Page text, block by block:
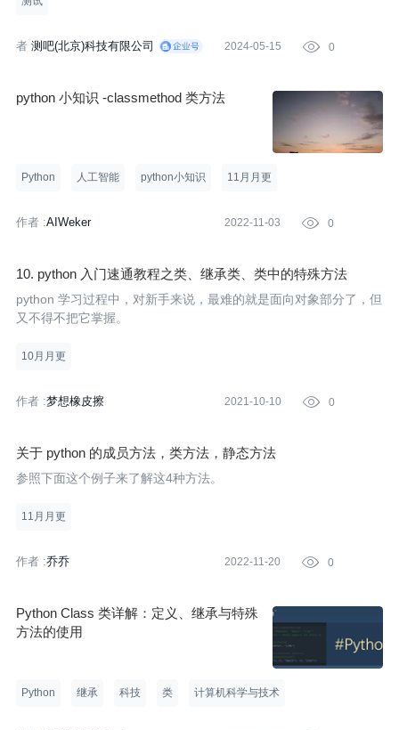
者 测吧(北京)科技有限公司 2024-05-15  0
python 小知识 -classmethod 类方法
Python 人工智能 python小知识 11月月更
作者 :AIWeker 2022-11-03  0
10. python 入门速通教程之类、继承类、类中的特殊方法
python 学习过程中，对新手来说，最难的就是面向对象部分了，但
又不得不把它掌握。
10月月更
作者 :梦想橡皮擦 2021-10-10  0
关于 python 的成员方法，类方法，静态方法
参照下面这个例子来了解这4种方法。
11月月更
作者 :乔乔 2022-11-20  0
Python Class 类详解：定义、继承与特殊
方法的使用
Python 继承 科技 类 计算机科学与技术